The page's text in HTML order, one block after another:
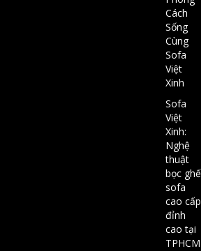
Cách
Sống
Cùng
Sofa
Việt
Xinh
Sofa
Việt
Xinh:
Nghệ
thuật
bọc ghế
sofa
cao cấp
đỉnh
cao tại
TPHCM